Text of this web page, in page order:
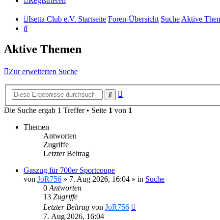
Isetta Club e.V. Startseite Foren-Übersicht SucheAktive
Suche
Aktive Themen
Zur erweiterten Suche
Suche
Die Suche ergab 1 Treffer • Seite 1 von 1
Themen
Antworten
Zugriffe
Letzter Beitrag
Gaszug für 700er Sportcoupe
von JoR756 » 7. Aug 2026, 16:04 » in Suche
0 Antworten
13 Zugriffe
Letzter Beitrag von JoR756
7. Aug 2026, 16:04